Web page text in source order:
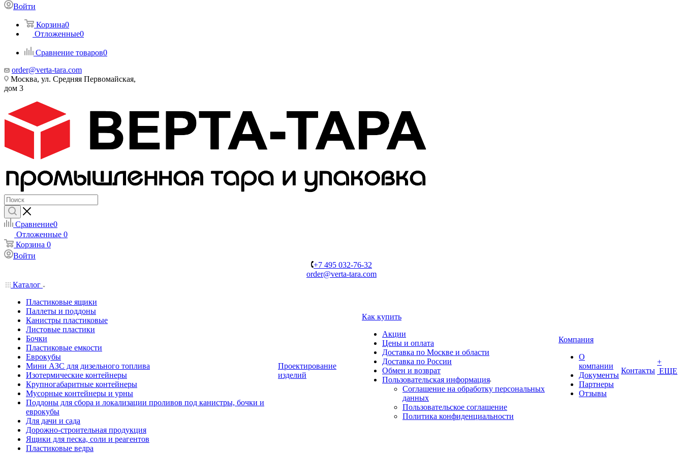
Войти
Корзина0
Отложенные0
Сравнение товаров0
order@verta-tara.com
Москва, ул. Средняя Первомайская,
дом 3
Сравнение0
Отложенные 0
Корзина 0
Войти
+7 495 032-76-32
order@verta-tara.com
Каталог
Пластиковые ящики
Паллеты и поддоны
Канистры пластиковые
Листовые пластики
Бочки
Пластиковые емкости
Еврокубы
Мини АЗС для дизельного топлива
Изотермические контейнеры
Крупногабаритные контейнеры
Мусорные контейнеры и урны
Поддоны для сбора и локализации проливов под канистры, бочки и
еврокубы
Для дачи и сада
Дорожно-строительная продукция
Ящики для песка, соли и реагентов
Пластиковые ведра
Проектирование
изделий
Как купить
Акции
Цены и оплата
Доставка по Москве и области
Доставка по России
Обмен и возврат
Пользовательская информация
Соглашение на обработку персональных
данных
Пользовательское соглашение
Политика конфиденциальности
Компания
О
компании
Документы
Партнеры
Отзывы
Контакты
+
ЕЩЕ